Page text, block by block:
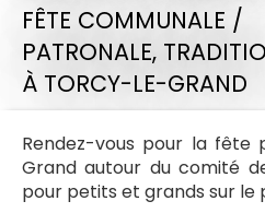
FÊTE COMMUNALE /
PATRONALE,
À TORCY-LE-GRAND
Rendez-vous pour la
Grand autour du comité
pour petits et grands sur le